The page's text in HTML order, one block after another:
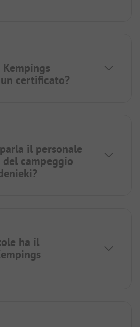
certificato?
il personale
campeggio
ha il